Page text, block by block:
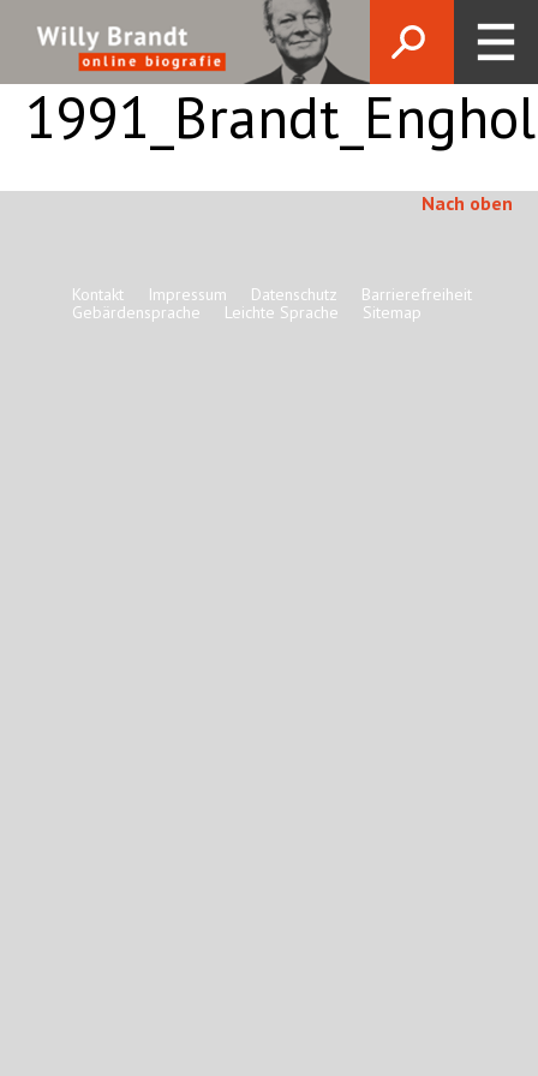
Nach oben
Kontakt Impressum Datenschutz
Barrierefreiheit
Gebärdensprache
Leichte Sprache Sitemap